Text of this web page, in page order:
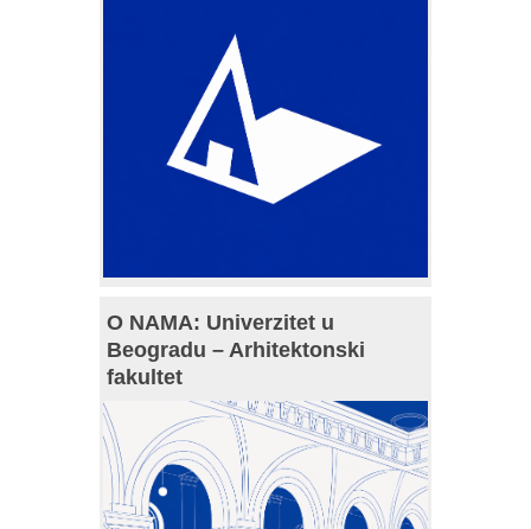
O NAMA: Univerzitet u
Beogradu – Arhitektonski
fakultet